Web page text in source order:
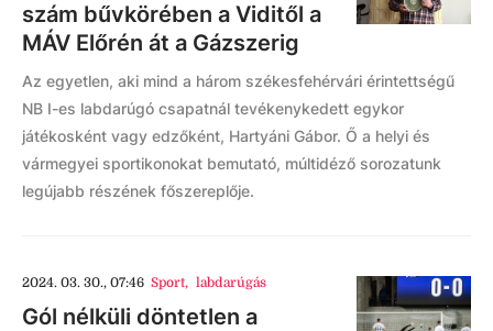
szám bűvkörében a Viditől a
MÁV Előrén át a Gázszerig
Az egyetlen, aki mind a három székesfehérvári érintettségű
NB I-es labdarúgó csapatnál tevékenykedett egykor
játékosként vagy edzőként, Hartyáni Gábor. Ő a helyi és
vármegyei sportikonokat bemutató, múltidéző sorozatunk
legújabb részének főszereplője.
2024. 03. 30., 07:46 Sport, labdarúgás
Gól nélküli döntetlen a